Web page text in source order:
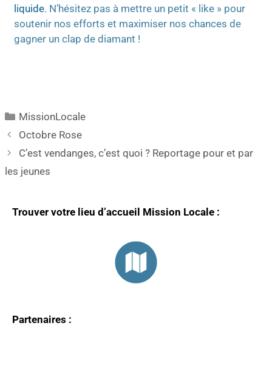
liquide. N’hésitez pas à mettre un petit « like » pour
soutenir nos efforts et maximiser nos chances de
gagner un clap de diamant !
MissionLocale
Octobre Rose
C’est vendanges, c’est quoi ? Reportage pour et par
les jeunes
Trouver votre lieu d’accueil Mission Locale :
Partenaires :